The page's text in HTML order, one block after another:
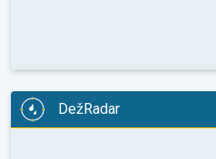
DežRadar